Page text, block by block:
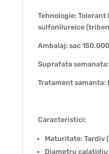
Tehnologie: Tolerant
sulfonilureice
Ambalaj: sac
Suprafata
Tratament samanta:
Caracteristici:
Maturitate: Tardiv
Diametru calatidiu